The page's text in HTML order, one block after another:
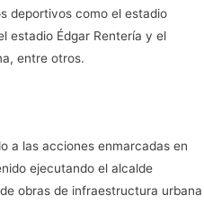
deportivos como el estadio
estadio Édgar Rentería y el
entre otros.
a las acciones enmarcadas en
ejecutando el alcalde
obras de infraestructura urbana